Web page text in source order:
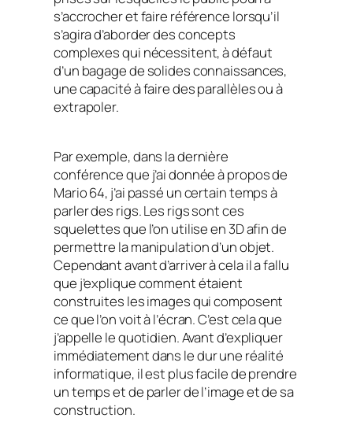
s’accrocher et faire référence lorsqu’il
s’agira d’aborder des concepts
complexes qui nécessitent, à défaut
d’un bagage de solides connaissances,
une capacité à faire des parallèles ou à
extrapoler.
Par exemple, dans la dernière
conférence que j’ai donnée à propos de
Mario 64, j’ai passé un certain temps à
parler des rigs. Les rigs sont ces
squelettes que l’on utilise en 3D afin de
permettre la manipulation d’un objet.
Cependant avant d’arriver à cela il a fallu
que j’explique comment étaient
construites les images qui composent
ce que l’on voit à l’écran. C’est cela que
j’appelle le quotidien. Avant d’expliquer
immédiatement dans le dur une réalité
informatique, il est plus facile de prendre
un temps et de parler de l’image et de sa
construction.